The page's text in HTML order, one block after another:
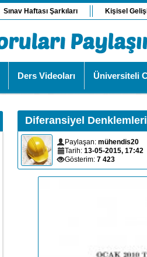
Sınav Haftası Şarkıları Kişisel
Ders Videoları Üniversiteli
Diferansiyel
Paylaşan: mühendis20
Tarih: 13-05-2015, 17:42
Gösterim: 7 423